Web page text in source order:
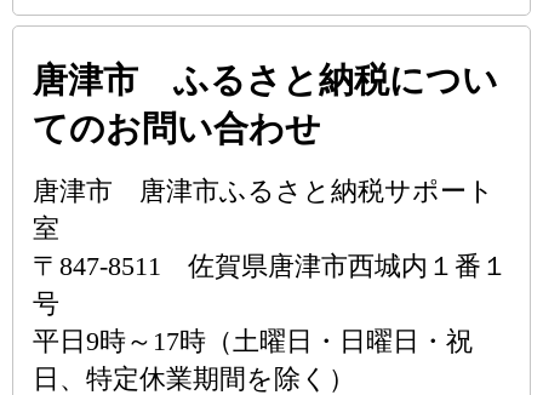
唐津市 ふるさと納税につい
てのお問い合わせ
唐津市 唐津市ふるさと納税サポート
室
〒847-8511 佐賀県唐津市西城内１番１
号
平日9時～17時（土曜日・日曜日・祝
日、特定休業期間を除く）